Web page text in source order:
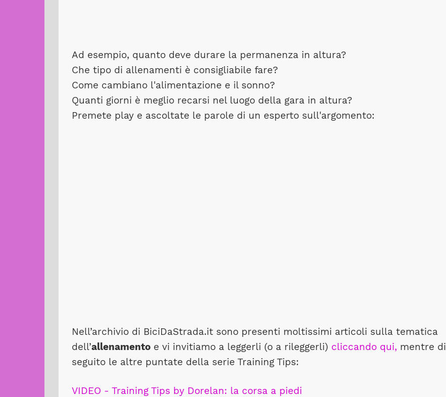
Ad esempio, quanto deve durare la permanenza in altura?
Che tipo di allenamenti è consigliabile fare?
Come cambiano l'alimentazione e il sonno?
Quanti giorni è meglio recarsi nel luogo della gara in altura?
Premete play e ascoltate le parole di un esperto sull'argomento:
Nell’archivio di BiciDaStrada.it sono presenti moltissimi articoli sulla tematica
dell’allenamento e vi invitiamo a leggerli (o a rileggerli) cliccando qui, mentre di
seguito le altre puntate della serie Training Tips:
VIDEO - Training Tips by Dorelan: la corsa a piedi